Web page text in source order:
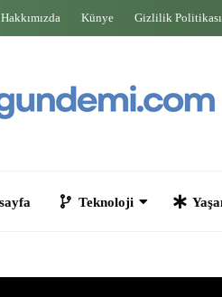
Hakkımızda Künye Gizlilik Politikası